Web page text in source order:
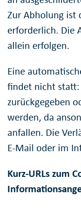
Zur Abholung ist
erforderlich. Die
allein erfolgen.
Eine
findet nicht
zurückgegeben
werden, da
anfallen. Die
E-Mail oder im
Kurz-URLs zum